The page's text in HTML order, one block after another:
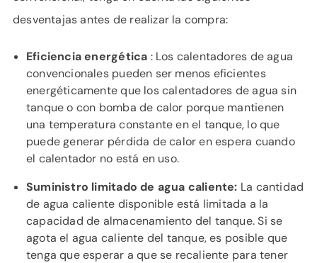
desventajas antes de realizar la compra:
Eficiencia energética : Los calentadores de agua
convencionales pueden ser menos eficientes
energéticamente que los calentadores de agua sin
tanque o con bomba de calor porque mantienen
una temperatura constante en el tanque, lo que
puede generar pérdida de calor en espera cuando
el calentador no está en uso.
Suministro limitado de agua caliente: La cantidad
de agua caliente disponible está limitada a la
capacidad de almacenamiento del tanque. Si se
agota el agua caliente del tanque, es posible que
tenga que esperar a que se recaliente para tener